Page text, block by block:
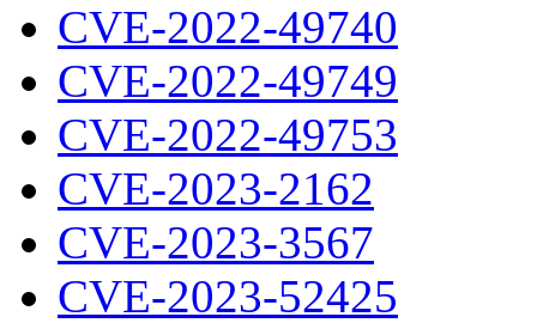
CVE-2022-49740
CVE-2022-49749
CVE-2022-49753
CVE-2023-2162
CVE-2023-3567
CVE-2023-52425